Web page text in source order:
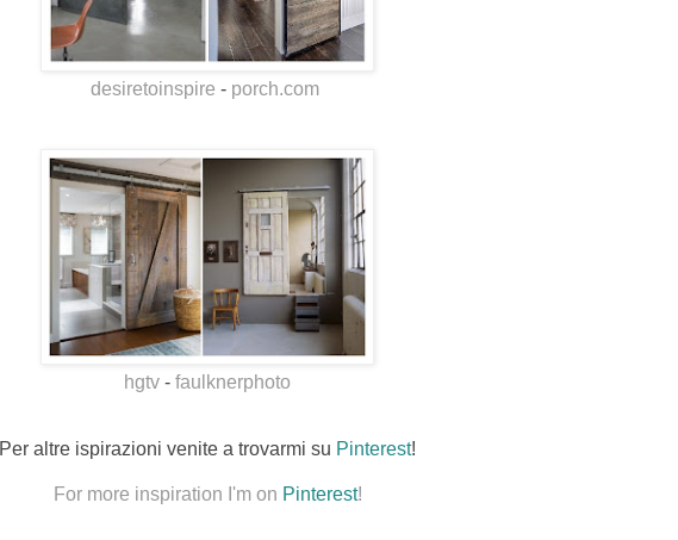
desiretoinspire - porch.com
hgtv - faulknerphoto
Per altre ispirazioni venite a trovarmi su Pinterest!
For more inspiration I'm on Pinterest!